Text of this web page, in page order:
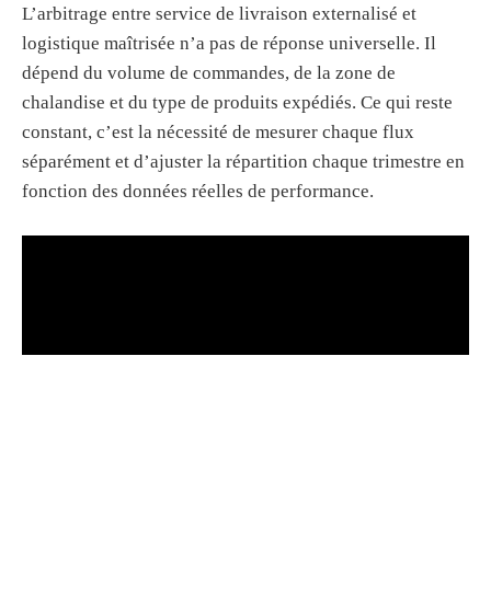
L’arbitrage entre service de livraison externalisé et
logistique maîtrisée n’a pas de réponse universelle. Il
dépend du volume de commandes, de la zone de
chalandise et du type de produits expédiés. Ce qui reste
constant, c’est la nécessité de mesurer chaque flux
séparément et d’ajuster la répartition chaque trimestre en
fonction des données réelles de performance.